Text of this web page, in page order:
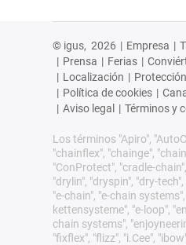
© igus, 2026 | Empresa |
| Prensa | Ferias |
| Localización |
| Política de cookies |
| Aviso legal | Términos y
Los términos "Apiro",
"chainflex", "chainge",
"ConProtect", "cradle-
"drylin", "dryspin", "dry-
"e-chain", "e-chain
kettensysteme", "e-loop",
chain systems",
"fixflex", "flizz", "i.Cee",